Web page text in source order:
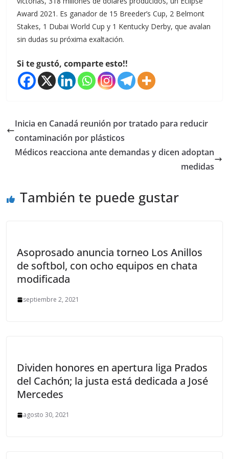
Award 2021. Es ganador de 15 Breeder’s Cup, 2 Belmont
Stakes, 1 Dubai World Cup y 1 Kentucky Derby, que avalan
sin dudas su próxima exaltación.
Si te gustó, comparte esto!!
Inicia en Canadá reunión por tratado para reducir
contaminación por plásticos
Médicos reacciona ante demandas y dicen adoptan
medidas
También te puede gustar
Asoprosado anuncia torneo Los Anillos
de softbol, con ocho equipos en chata
modificada
septiembre 2, 2021
Dividen honores en apertura liga Prados
del Cachón; la justa está dedicada a José
Mercedes
agosto 30, 2021